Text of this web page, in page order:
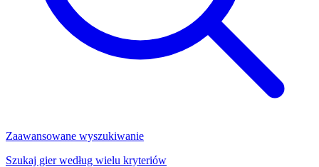
Zaawansowane wyszukiwanie
Szukaj gier według wielu kryteriów